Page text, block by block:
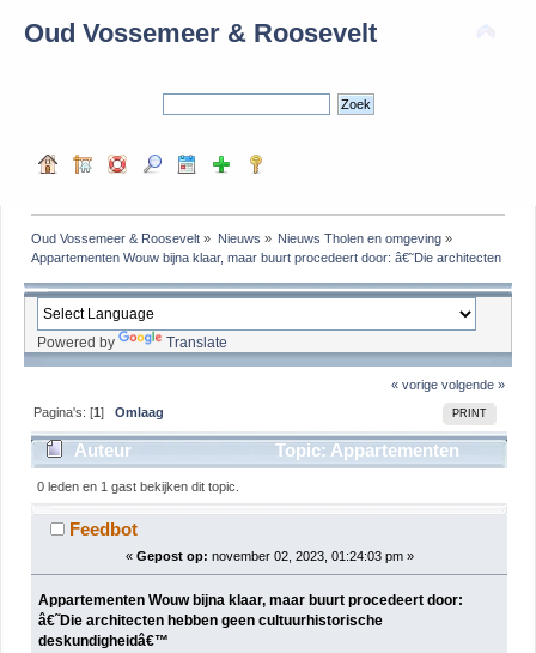
Oud Vossemeer & Roosevelt
Oud Vossemeer & Roosevelt » Nieuws » Nieuws Tholen en omgeving»
Appartementen Wouw bijna klaar, maar buurt procedeert door: â€˜Die architecten
Powered by Translate
« vorige volgende »
PRINT
Pagina's: [1]Omlaag
Auteur
Topic: Appartementen
Wouw bijna klaar, maar buurt procedeert door: â€˜Die
architecten hebben geen cultuurhistorische
deskundigheidâ€™ (gelezen 570 keer)
0 leden en 1 gast bekijken dit topic.
Feedbot
« Gepost op: november 02, 2023, 01:24:03 pm »
Appartementen Wouw bijna klaar, maar buurt procedeert door:
â€˜Die architecten hebben geen cultuurhistorische
deskundigheidâ€™